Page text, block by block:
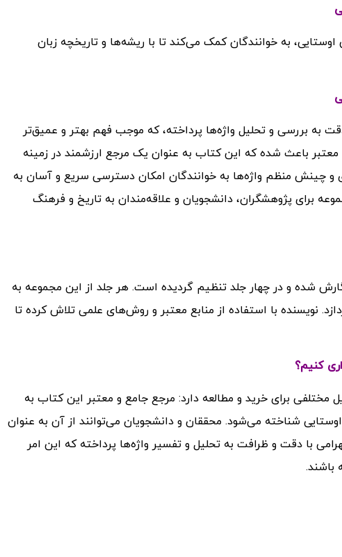
به خوانندگان کمک می‌کند تا با ریشه‌ها و تاریخچه زبان
به بررسی و تحلیل واژه‌ها پرداخته، که موجب فهم بهتر و عمیق‌تر
معتبر باعث شده که این کتاب به عنوان یک مرجع ارزشمند در زمینه
چینش منظم واژه‌ها به خوانندگان امکان دسترسی سریع و آسان به
برای پژوهشگران، دانشجویان و علاقه‌مندان به تاریخ و فرهنگ
شده و در چهار جلد تنظیم گردیده است. هر جلد از این مجموعه به
نویسنده با استفاده از منابع معتبر و روش‌های علمی تلاش کرده تا
احسان بهرامی، دلایل مختلفی برای خرید و مطالعه دارد: مرجع جامع و معتبر این کتاب به
شناخته می‌شود. محققان و دانشجویان می‌توانند از آن به عنوان
با دقت و ظرافت به تحلیل و تفسیر واژه‌ها پرداخته که این امر
باشند.